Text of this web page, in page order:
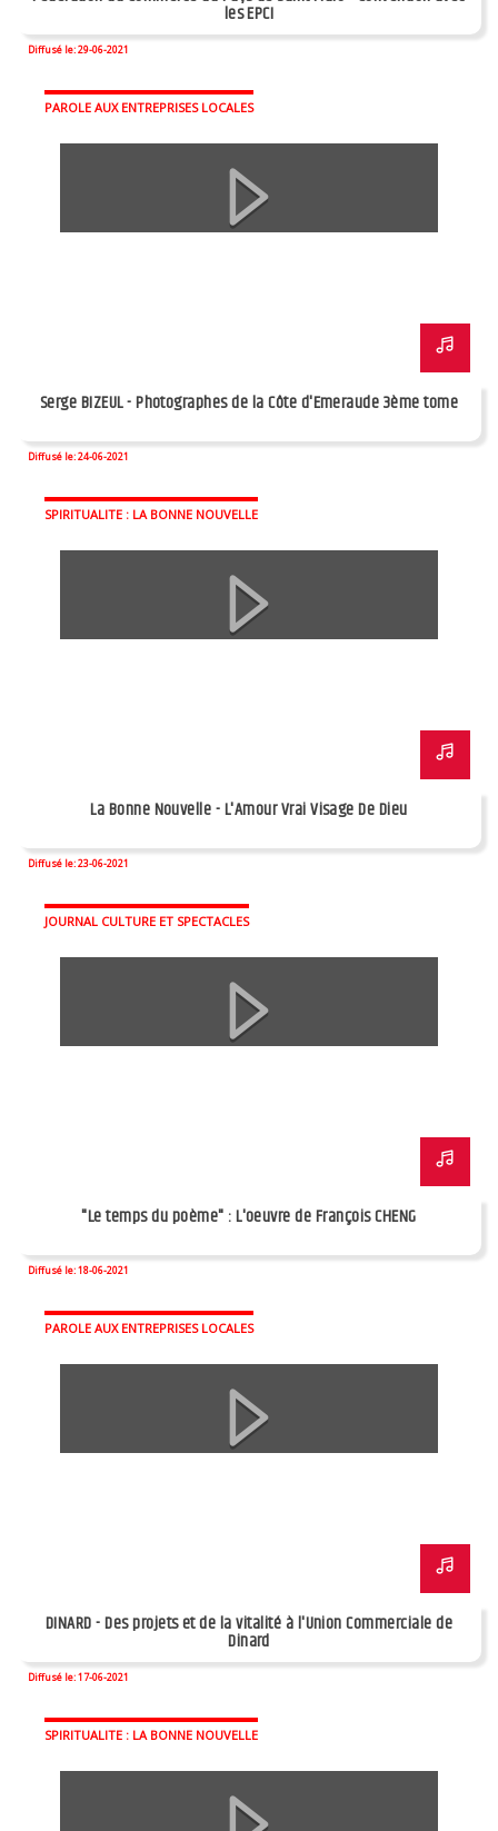
les EPCI
Diffusé le: 29-06-2021
PAROLE AUX ENTREPRISES LOCALES
Serge BIZEUL - Photographes de la Côte d'Emeraude 3ème tome
Diffusé le: 24-06-2021
SPIRITUALITE : LA BONNE NOUVELLE
La Bonne Nouvelle - L'Amour Vrai Visage De Dieu
Diffusé le: 23-06-2021
JOURNAL CULTURE ET SPECTACLES
"Le temps du poème" : L'oeuvre de François CHENG
Diffusé le: 18-06-2021
PAROLE AUX ENTREPRISES LOCALES
DINARD - Des projets et de la vitalité à l'Union Commerciale de
Dinard
Diffusé le: 17-06-2021
SPIRITUALITE : LA BONNE NOUVELLE